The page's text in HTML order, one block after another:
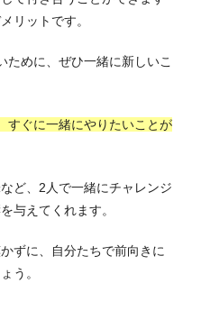
リットです。
ために、ぜひ一緒に新しいこ
すぐに一緒にやりたいことが
ど、2人で一緒にチャレンジ
与えてくれます。
ずに、自分たちで前向きに
う。